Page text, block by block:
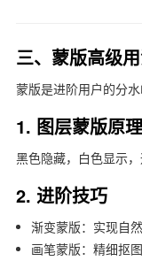
三、蒙版高级
蒙版是进阶用户的分水
1. 图层蒙版原理
黑色隐藏，白色显示，
2. 进阶技巧
渐变蒙版：实现自
画笔蒙版：精细抠图